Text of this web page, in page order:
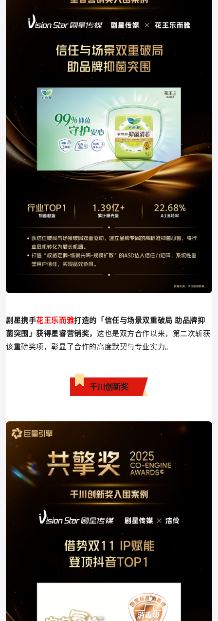
剧星携手花王乐而雅打造的 「信任与场景双重破局 助品牌抑
菌突围 」获得星睿营销奖， 这也是双方合作以来，第二次斩获
该重磅奖项，彰显了合作的高度默契与专业实力。
千川创新奖